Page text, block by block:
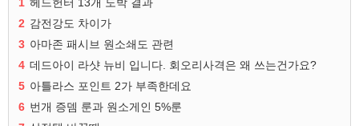
2 감전강도 차이가
3 아마존 패시브 원소쇄도 관련
4 데드아이 라샷 뉴비 입니다. 회오리사격은 왜 쓰는건가요?
5 아틀라스 포인트 2가 부족한데요
6 번개 증뎀 룬과 원소게인 5%룬